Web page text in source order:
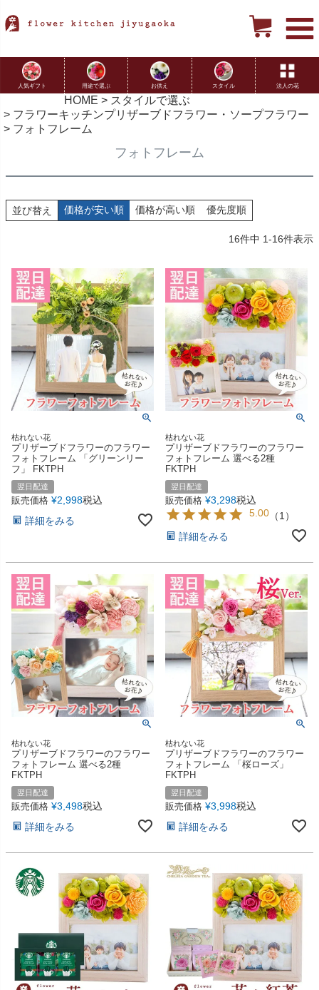
人気ギフト 用途で選ぶ お供え スタイル 法人の花
HOME
スタイルで選ぶ
フラワーキッチンプリザーブドフラワー・ソープフラワー
フォトフレーム
フォトフレーム
並び替え 価格が安い順 価格が高い順 優先度順
16件中 1-16件表示
枯れない花
プリザーブドフラワーのフラワー
フォトフレーム 「グリーンリー
フ」 FKTPH
翌日配達
販売価格 ¥2,998税込
詳細をみる
枯れない花
プリザーブドフラワーのフラワー
フォトフレーム 選べる2種
FKTPH
翌日配達
販売価格 ¥3,298税込
5.00 （1 ）
詳細をみる
枯れない花
プリザーブドフラワーのフラワー
フォトフレーム 選べる2種
FKTPH
翌日配達
販売価格 ¥3,498税込
詳細をみる
枯れない花
プリザーブドフラワーのフラワー
フォトフレーム 「桜ローズ」
FKTPH
翌日配達
販売価格 ¥3,998税込
詳細をみる